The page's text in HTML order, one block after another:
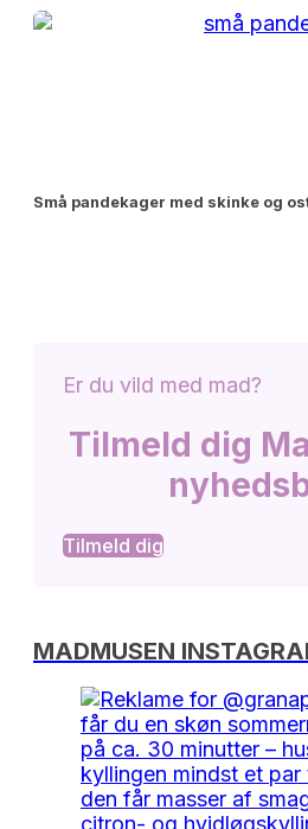
Små pandekager med skinke og
Er du vild med mad?
Tilmeld dig
Tilmeld dig
MADMUSEN